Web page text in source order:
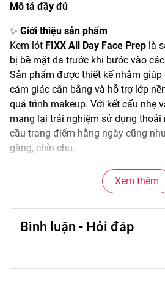
Mô tả đầy đủ
✨ Giới thiệu sản phẩm
Kem lót FIXX All Day Face Prep là
bị bề mặt da trước khi bước vào
Sản phẩm được thiết kế nhằm
cảm giác cân bằng và hỗ trợ lớp
quá trình makeup. Với kết cấu nhẹ
mang lại trải nghiệm sử dụng thoải
cầu trang điểm hằng ngày cũng
gàng, chỉn chu.
• Kết cấu kem mịn, dễ tán và nhanh
hơn.
Xem thêm
Bình luận - Hỏi đáp